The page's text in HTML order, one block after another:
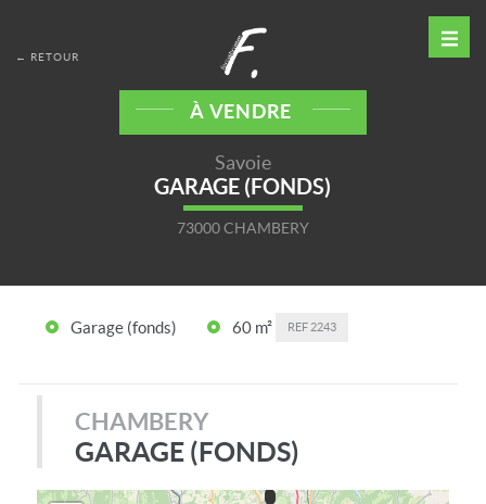
← RETOUR
À VENDRE
Savoie
GARAGE (FONDS)
73000 CHAMBERY
Garage (fonds) 60 m² REF 2243
CHAMBERY
GARAGE (FONDS)